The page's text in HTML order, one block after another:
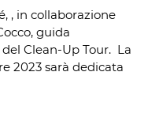
, in collaborazione
guida
Clean-Up Tour. La
2023 sarà dedicata